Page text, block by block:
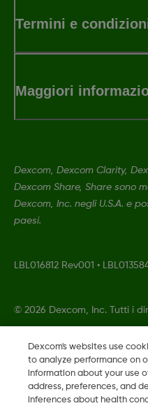
Termini e
Maggiori
Dexcom, Dexcom Clarity,
Dexcom Share, Share sono
Dexcom, Inc. negli U.S.A. e
paesi.
LBL016812 Rev001 •
© 2026 Dexcom, Inc. Tutti i
IT
Dexcom's websites use
to analyze performance on
information about your use
address, preferences, and
inferences about health